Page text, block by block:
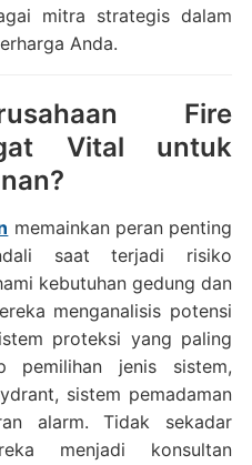
mitra strategis dalam
Anda.
Fire
Vital untuk
memainkan peran penting
saat terjadi risiko
kebutuhan gedung dan
menganalisis potensi
proteksi yang paling
pemilihan jenis sistem,
sistem pemadaman
alarm. Tidak sekadar
menjadi konsultan